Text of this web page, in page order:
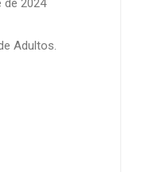
de 2024
Adultos.